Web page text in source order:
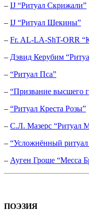
– IJ “Ритуал Скрижали”
– IJ “Ритуал Шекины”
– Fr. AL-LA-ShT-ORR
– Дэвид Керубим
– “Ритуал Пса”
– “Призвание высшего
– “Ритуал Креста Розы”
– С.Л. Мазерс “Ритуал
– “Усложнённый
– Ауген Гроше “Месса
ПОЭЗИЯ